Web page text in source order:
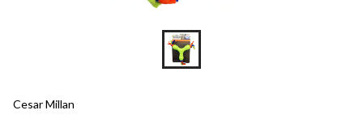
Cesar Millan